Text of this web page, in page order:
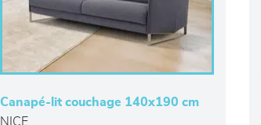
Canapé-lit couchage 140x190 cm
NICE